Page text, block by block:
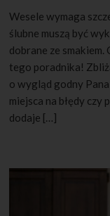
Wesele wymaga
ślubne muszą być
dobrane ze smakiem.
tego poradnika!
o wygląd godny
miejsca na błędy
dodaje […]